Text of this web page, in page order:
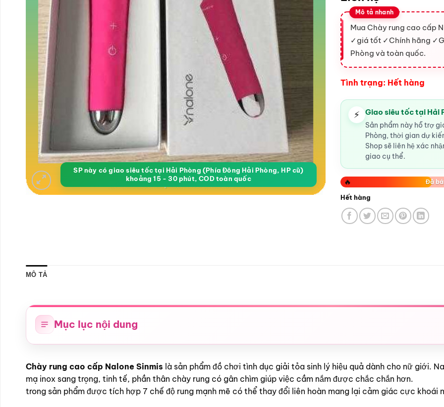
SP này có giao siêu tốc tại Hải Phòng (Phía Đông Hải Phòng, HP cũ)
khoảng 15 - 30 phút, COD toàn quốc
Mua Chày rung cao cấp
✓giá tốt ✓Chính hãng
Phòng và toàn quốc.
Tình trạng: Hết hàng
⚡ Giao siêu tốc tại Hải
Sản phẩm này hỗ trợ
Phòng, thời gian dự
Shop sẽ liên hệ xác
giao cụ thể.
🔥 Đã
Hết hàng
MÔ TẢ
Mục lục nội dung
Chày rung cao cấp Nalone Sinmis là sản phẩm đồ chơi tình dục giải tỏa sinh lý hiệu quả dành cho nữ giới.
mạ inox sang trọng, tinh tế, phần thân chày rung có gân chìm giúp việc cầm nắm được chắc chắn hơn.
trong sản phẩm được tích hợp 7 chế độ rung mạnh mẽ có thể thay đổi liên hoàn mang lại cảm giác cực khoái